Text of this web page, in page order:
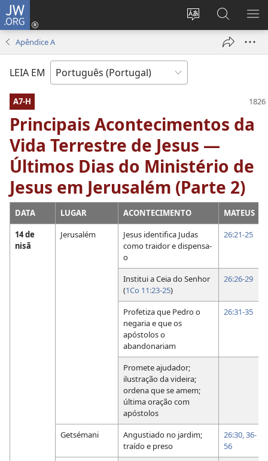
JW.ORG
Alterar
Entrar
(abre
janela)
Pesquisar
no
Site
Apêndice A
LEIA EM
A7-H
Principais Acontecimentos da
Vida Terrestre de Jesus —
Últimos Dias do Ministério de
Jesus em Jerusalém (Parte 2)
DATA LUGAR ACONTECIMENTO
MATEUS
14 de
nisã
Jerusalém
Jesus identifica Judas
como traidor e dispensa-
o
26:21-25
Institui a Ceia do Senhor
(1Co 11:23-25)
26:26-29
Profetiza que Pedro o
negaria e que os
apóstolos o
abandonariam
26:31-35
Promete ajudador;
ilustração da videira;
ordena que se amem;
última oração com
apóstolos
Getsémani
Angustiado no jardim;
traído e preso
26:30, 36-
56